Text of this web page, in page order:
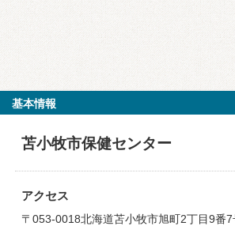
基本情報
苫小牧市保健センター
アクセス
〒053-0018北海道苫小牧市旭町2丁目9番7